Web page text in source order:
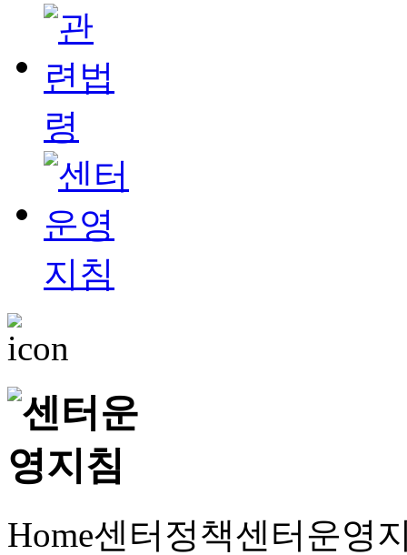
Home센터정책센터운영